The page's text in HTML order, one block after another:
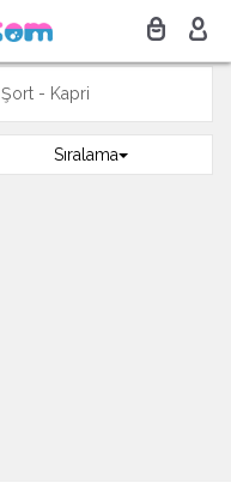
- Kapri
Sıralama